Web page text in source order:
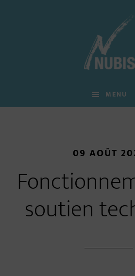
MENU
09 AOÛT
soutien